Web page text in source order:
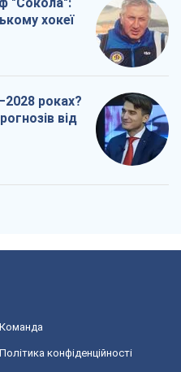
хокеї
роках?
від
Команда
Політика конфіденційності